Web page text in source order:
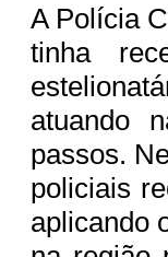
A Polícia
tinha
atuando
passos.
policiais
aplicando